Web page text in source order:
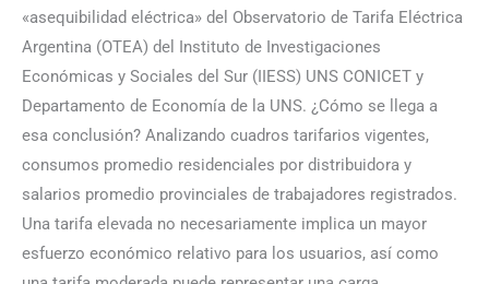
«asequibilidad eléctrica» del Observatorio de Tarifa Eléctrica
Argentina (OTEA) del Instituto de Investigaciones
Económicas y Sociales del Sur (IIESS) UNS CONICET y
Departamento de Economía de la UNS. ¿Cómo se llega a
esa conclusión? Analizando cuadros tarifarios vigentes,
consumos promedio residenciales por distribuidora y
salarios promedio provinciales de trabajadores registrados.
Una tarifa elevada no necesariamente implica un mayor
esfuerzo económico relativo para los usuarios, así como